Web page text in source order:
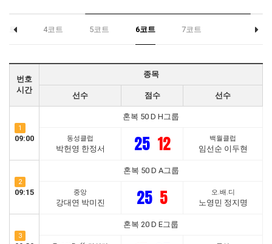
트 4코트 5코트 6코트 7코트
번호
시간
종목
선수 점수 선수
1
09:00
혼복 50 D H그룹
동성클럽
박헌영 한정서 25 12 백월클럽
임선순 이두현
2
09:15
혼복 50 D A그룹
중앙
강대연 박미진 25 5 오.배.디
노영민 정지명
3
혼복 20 D E그룹